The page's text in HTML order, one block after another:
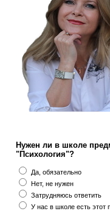
Нужен ли в школе
"Психология"?
Да, обязательно
Нет, не нужен
Затрудняюсь ответить
У нас в школе есть этот